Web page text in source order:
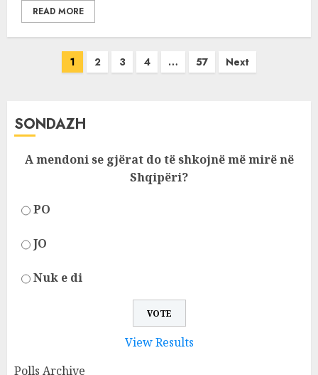
READ MORE
1 2 3 4 … 57 Next
SONDAZH
A mendoni se gjërat do të shkojnë më mirë në
Shqipëri?
PO
JO
Nuk e di
View Results
Polls Archive